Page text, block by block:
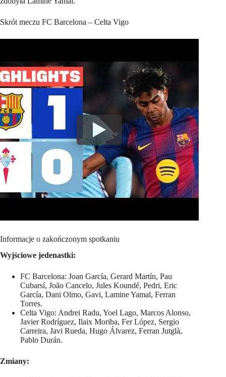
Skrót meczu FC Barcelona – Celta Vigo
Informacje o zakończonym spotkaniu
Wyjściowe jedenastki:
FC Barcelona: Joan García, Gerard Martín, Pau
Cubarsí, João Cancelo, Jules Koundé, Pedri, Eric
García, Dani Olmo, Gavi, Lamine Yamal, Ferran
Torres.
Celta Vigo: Andrei Radu, Yoel Lago, Marcos Alonso,
Javier Rodríguez, Ilaix Moriba, Fer López, Sergio
Carreira, Javi Rueda, Hugo Álvarez, Ferran Jutglà,
Pablo Durán.
Zmiany: